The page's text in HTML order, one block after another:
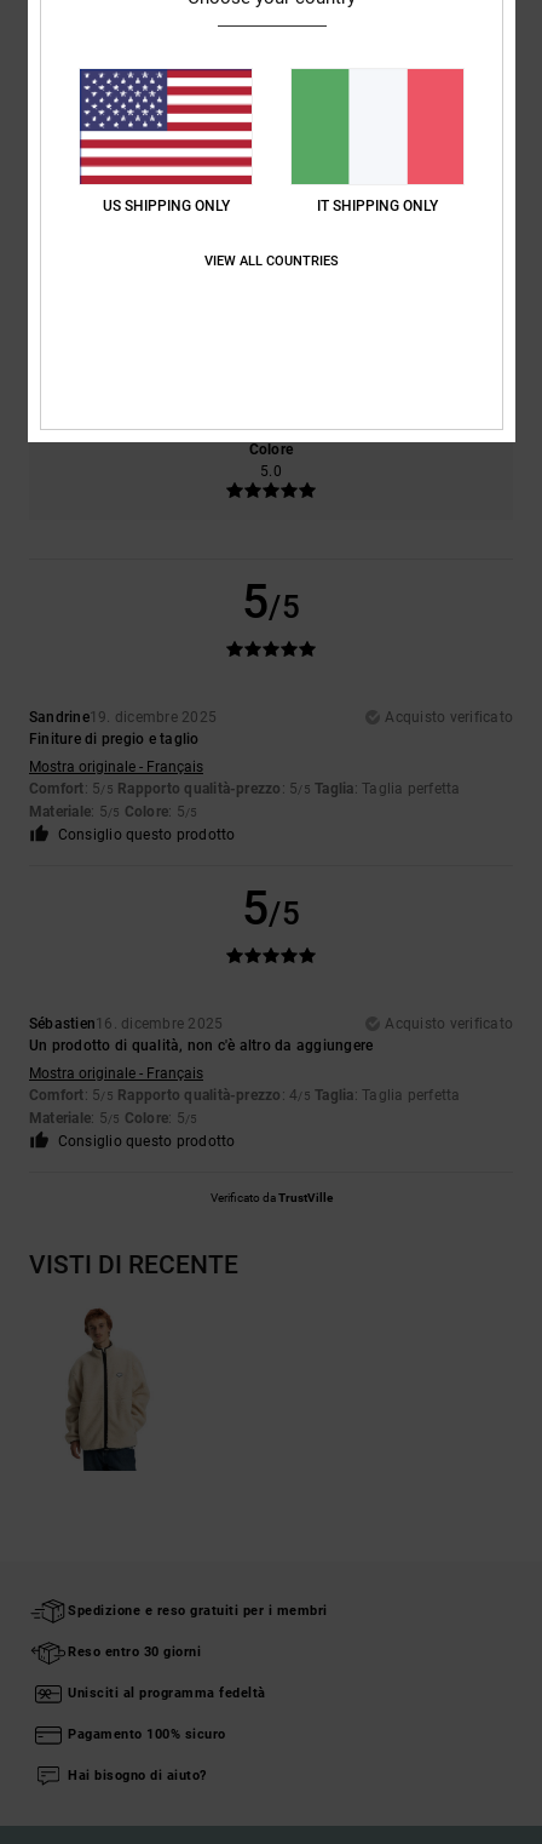
Punteggio medio
5.0
basato su2 recensioni verificate
Il 100% dei nostri clienti consiglia questo prodotto
Colore
5.0
5/5
Sandrine19. dicembre 2025
Acquisto verificato
Finiture di pregio e taglio
Mostra originale - Français
Comfort: 5/5 Rapporto qualità-prezzo : 5/5 Taglia: Taglia perfetta
Materiale: 5/5 Colore: 5/5
Consiglio questo prodotto
5/5
Sébastien16. dicembre 2025
Acquisto verificato
Un prodotto di qualità, non c'è altro da aggiungere
Mostra originale - Français
Comfort: 5/5 Rapporto qualità-prezzo : 4/5 Taglia: Taglia perfetta
Materiale: 5/5 Colore: 5/5
Consiglio questo prodotto
Verificato daTrustVille
VISTI DI RECENTE
Spedizione e reso gratuiti per i membri
Reso entro 30 giorni
Unisciti al programma fedeltà
Pagamento 100% sicuro
Hai bisogno di aiuto?
US SHIPPING ONLY IT SHIPPING ONLY
VIEW ALL COUNTRIES